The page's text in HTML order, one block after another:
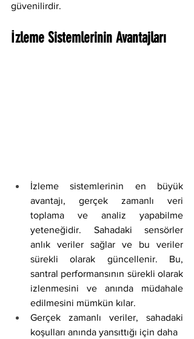
güvenilirdir.
İzleme Sistemlerinin Avantajları
İzleme sistemlerinin en büyük
avantajı, gerçek zamanlı veri
toplama ve analiz yapabilme
yeteneğidir. Sahadaki sensörler
anlık veriler sağlar ve bu veriler
sürekli olarak güncellenir. Bu,
santral performansının sürekli olarak
izlenmesini ve anında müdahale
edilmesini mümkün kılar.
Gerçek zamanlı veriler, sahadaki
koşulları anında yansıttığı için daha